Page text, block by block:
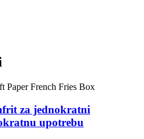
za jednokratni
upotrebu